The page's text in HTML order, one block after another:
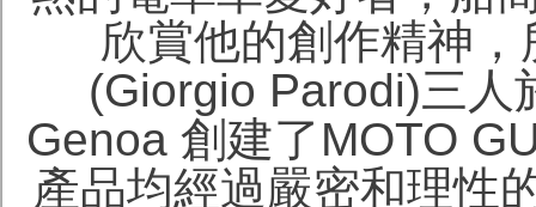
欣賞他的創作精神
(Giorgio Parodi)三人
Genoa 創建了MOTO
產品均經過嚴密和理性